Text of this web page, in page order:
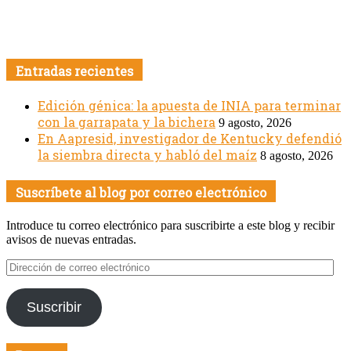
Entradas recientes
Edición génica: la apuesta de INIA para terminar
con la garrapata y la bichera 9 agosto, 2026
En Aapresid, investigador de Kentucky defendió
la siembra directa y habló del maíz 8 agosto, 2026
Suscríbete al blog por correo electrónico
Introduce tu correo electrónico para suscribirte a este blog y recibir
avisos de nuevas entradas.
Dirección
de
correo
electrónico
Suscribir